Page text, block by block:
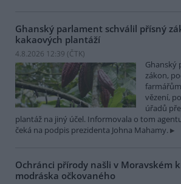
Ghanský parlament schválil přísný
kakaových plantáží
4.8.2026 12:39 (ČTK)
Ghanský
zákon,
vězení,
úřadů
plantáž na jiný účel. Informovala o tom
čeká na podpis prezidenta Johna Mahamy.
Ochránci přírody našli v Moravském
modráska očkovaného